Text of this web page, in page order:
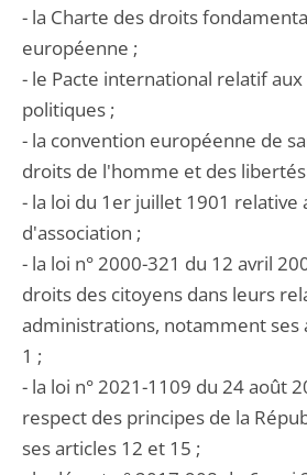
- la Charte des droits
européenne ;
- le Pacte international relatif
politiques ;
- la convention européenne de
droits de l'homme et des
- la loi du 1er juillet 1901 relative
d'association ;
- la loi n° 2000-321 du 12 avril
droits des citoyens dans leurs
administrations, notamment ses
1 ;
- la loi n° 2021-1109 du 24 août
respect des principes de la
ses articles 12 et 15 ;